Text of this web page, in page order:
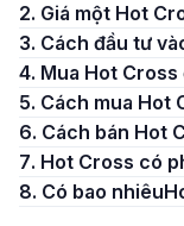
2. Giá một Hot
3. Cách đầu tư
4. Mua Hot
5. Cách mua Hot
6. Cách bán Hot
7. Hot Cross có
8. Có bao